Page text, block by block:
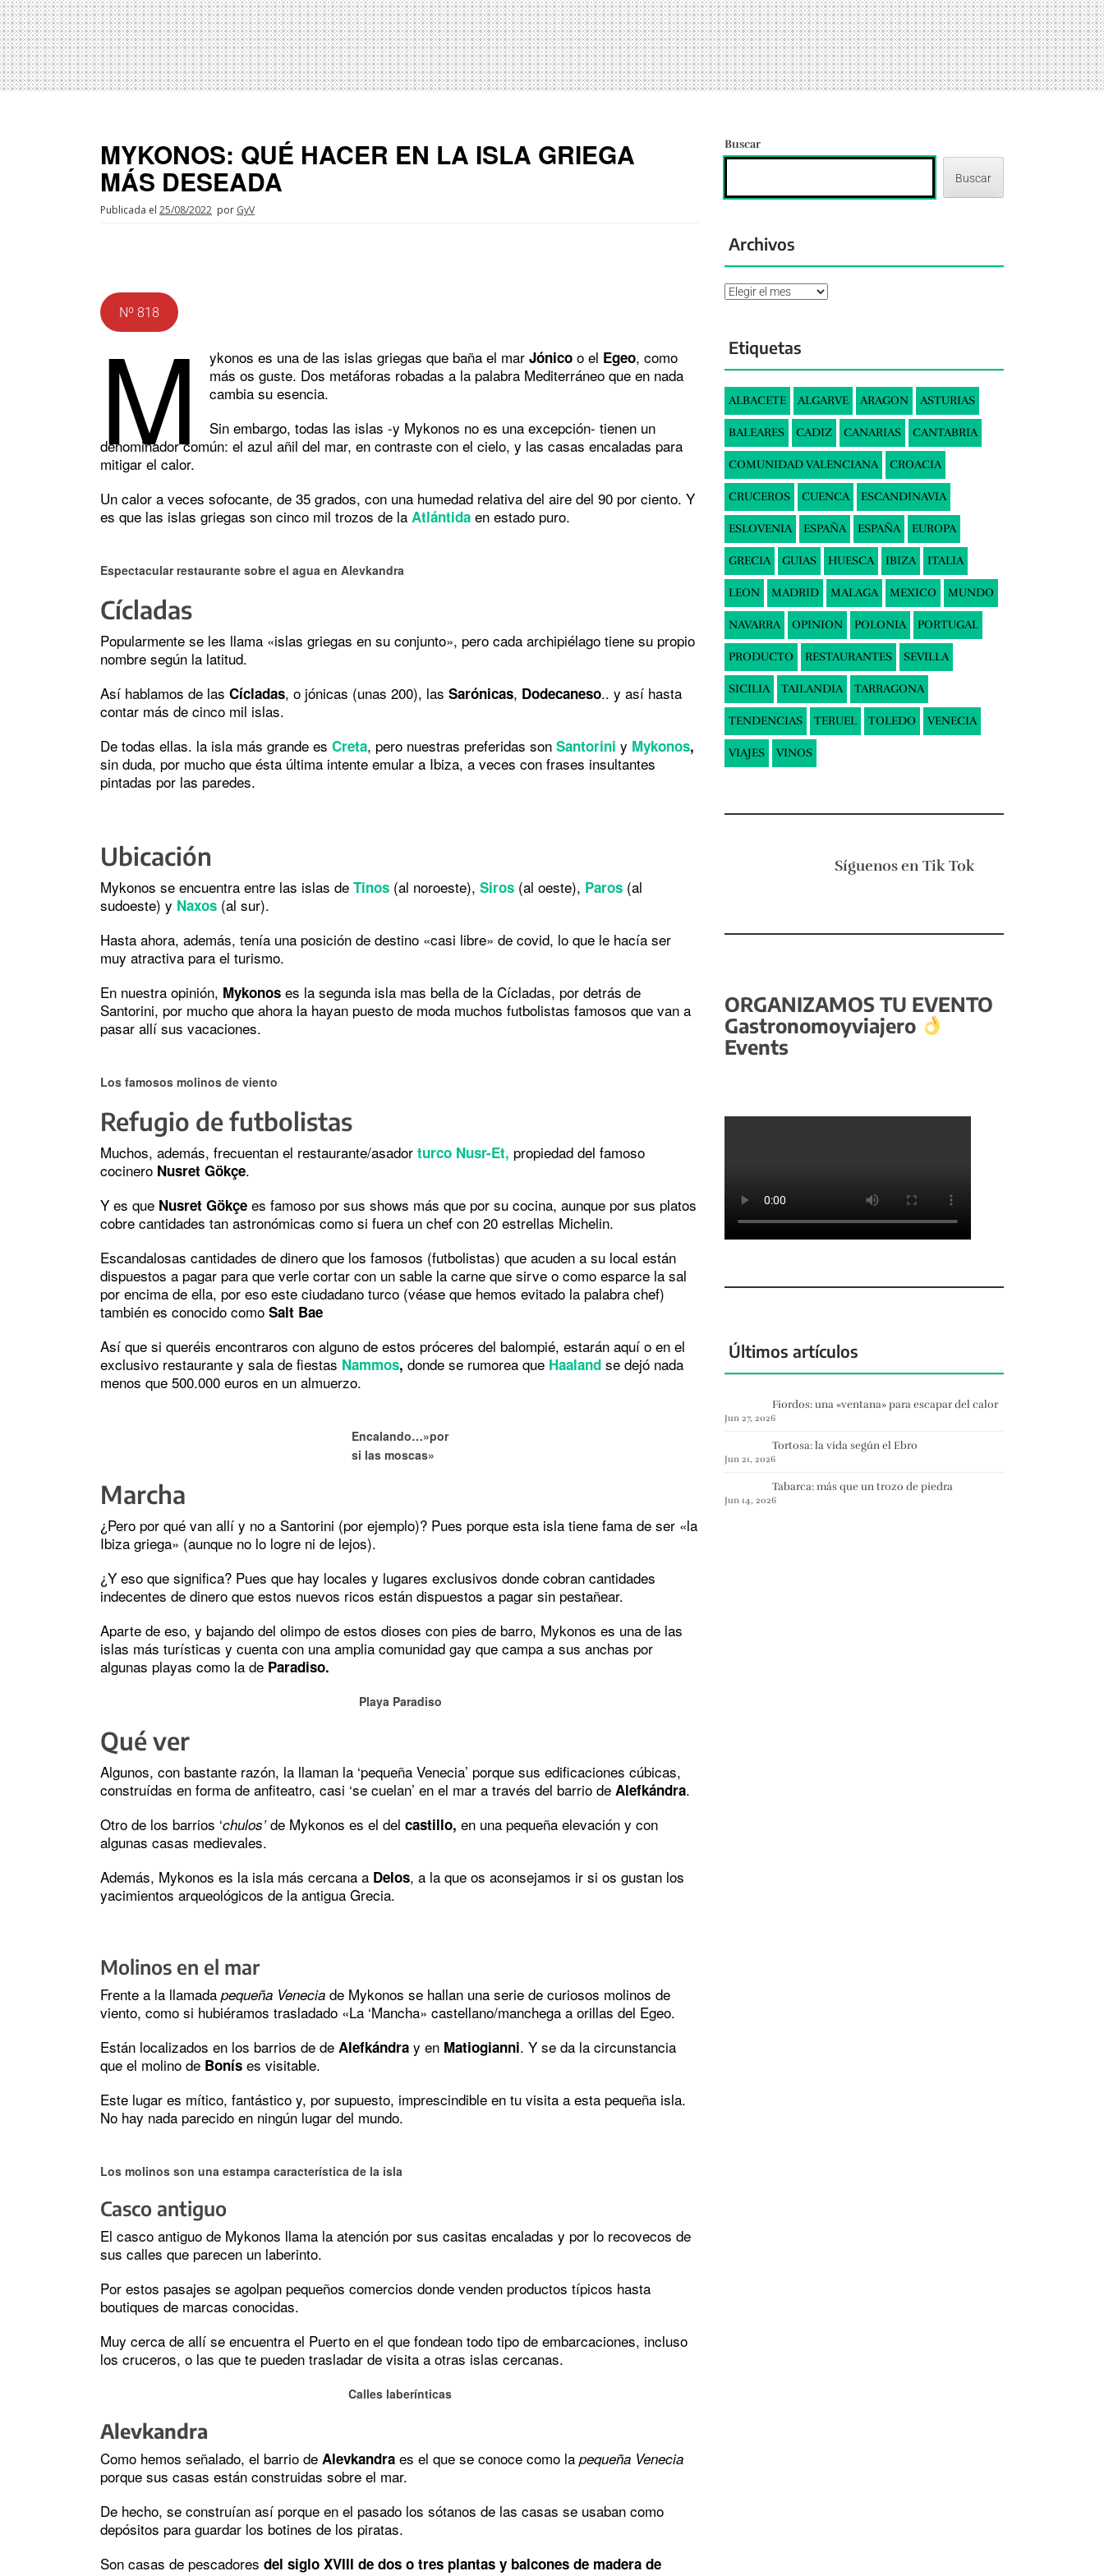
MYKONOS: QUÉ HACER EN LA ISLA GRIEGA
MÁS DESEADA
Publicada el 25/08/2022 por GyV
Nº 818
M ykonos es una de las islas griegas que baña el marJónicoo el Egeo, como
más os guste. Dos metáforas robadas a la palabra Mediterráneo que en nada
cambia su esencia.
Sin embargo, todas las islas -y Mykonos no es una excepción- tienen un
denominador común: el azul añil del mar, en contraste con el cielo, y las casas encaladas para
mitigar el calor.
Un calor a veces sofocante, de 35 grados, con una humedad relativa del aire del 90 por ciento. Y
es que las islas griegas son cinco mil trozos de la Atlántida en estado puro.
Espectacular restaurante sobre el agua en Alevkandra
Cícladas
Popularmente se les llama «islas griegas en su conjunto», pero cada archipiélago tiene su propio
nombre según la latitud.
Así hablamos de las Cícladas, o jónicas (unas 200), las Sarónicas, Dodecaneso.. y así hasta
contar más de cinco mil islas.
De todas ellas. la isla más grande es Creta, pero nuestras preferidas son Santorini y Mykonos,
sin duda, por mucho que ésta última intente emular a Ibiza, a veces con frases insultantes
pintadas por las paredes.
Ubicación
Mykonos se encuentra entre las islas de Tinos (al noroeste), Siros (al oeste), Paros (al
sudoeste) y Naxos (al sur).
Hasta ahora, además, tenía una posición de destino «casi libre» de covid, lo que le hacía ser
muy atractiva para el turismo.
En nuestra opinión, Mykonos es la segunda isla mas bella de la Cícladas, por detrás de
Santorini, por mucho que ahora la hayan puesto de moda muchos futbolistas famosos que van a
pasar allí sus vacaciones.
Los famosos molinos de viento
Refugio de futbolistas
Muchos, además, frecuentan el restaurante/asador turco Nusr-Et, propiedad del famoso
cocinero Nusret Gökçe.
Y es que Nusret Gökçe es famoso por sus shows más que por su cocina, aunque por sus platos
cobre cantidades tan astronómicas como si fuera un chef con 20 estrellas Michelin.
Escandalosas cantidades de dinero que los famosos (futbolistas) que acuden a su local están
dispuestos a pagar para que verle cortar con un sable la carne que sirve o como esparce la sal
por encima de ella, por eso este ciudadano turco (véase que hemos evitado la palabra chef)
también es conocido como Salt Bae
Así que si queréis encontraros con alguno de estos próceres del balompié, estarán aquí o en el
exclusivo restaurante y sala de fiestas Nammos, donde se rumorea que Haaland se dejó nada
menos que 500.000 euros en un almuerzo.
Encalando…»por
si las moscas»
Marcha
¿Pero por qué van allí y no a Santorini (por ejemplo)? Pues porque esta isla tiene fama de ser «la
Ibiza griega» (aunque no lo logre ni de lejos).
¿Y eso que significa? Pues que hay locales y lugares exclusivos donde cobran cantidades
indecentes de dinero que estos nuevos ricos están dispuestos a pagar sin pestañear.
Aparte de eso, y bajando del olimpo de estos dioses con pies de barro, Mykonos es una de las
islas más turísticas y cuenta con una amplia comunidad gay que campa a sus anchas por
algunas playas como la de Paradiso.
Playa Paradiso
Qué ver
Algunos, con bastante razón, la llaman la ‘pequeña Venecia’ porque sus edificaciones cúbicas,
construídas en forma de anfiteatro, casi ‘se cuelan’ en el mar a través del barrio de Alefkándra.
Otro de los barrios ‘chulos’de Mykonos es el del castillo, en una pequeña elevación y con
algunas casas medievales.
Además, Mykonos es la isla más cercana a Delos, a la que os aconsejamos ir si os gustan los
yacimientos arqueológicos de la antigua Grecia.
Molinos en el mar
Frente a la llamada pequeña Venecia de Mykonos se hallan una serie de curiosos molinos de
viento, como si hubiéramos trasladado «La ‘Mancha» castellano/manchega a orillas del Egeo.
Están localizados en los barrios de de Alefkándra y en Matiogianni. Y se da la circunstancia
que el molino de Bonís es visitable.
Este lugar es mítico, fantástico y, por supuesto, imprescindible en tu visita a esta pequeña isla.
No hay nada parecido en ningún lugar del mundo.
Los molinos son una estampa característica de la isla
Casco antiguo
El casco antiguo de Mykonos llama la atención por sus casitas encaladas y por lo recovecos de
sus calles que parecen un laberinto.
Por estos pasajes se agolpan pequeños comercios donde venden productos típicos hasta
boutiques de marcas conocidas.
Muy cerca de allí se encuentra el Puerto en el que fondean todo tipo de embarcaciones, incluso
los cruceros, o las que te pueden trasladar de visita a otras islas cercanas.
Calles laberínticas
Alevkandra
Como hemos señalado, el barrio de Alevkandra es el que se conoce como la pequeña Venecia
porque sus casas están construidas sobre el mar.
De hecho, se construían así porque en el pasado los sótanos de las casas se usaban como
depósitos para guardar los botines de los piratas.
Son casas de pescadores del siglo XVIII de dos o tres plantas y balcones de madera de
Buscar
Buscar
Archivos
Archivos
Etiquetas
ALBACETE ALGARVE ARAGON ASTURIAS
BALEARES CADIZ CANARIAS CANTABRIA
COMUNIDAD VALENCIANA CROACIA
CRUCEROS CUENCA ESCANDINAVIA
ESLOVENIA ESPAÑA ESPAÑA EUROPA
GRECIA GUIAS HUESCA IBIZA ITALIA
LEON MADRID MALAGA MEXICO MUNDO
NAVARRA OPINION POLONIA PORTUGAL
PRODUCTO RESTAURANTES SEVILLA
SICILIA TAILANDIA TARRAGONA
TENDENCIAS TERUEL TOLEDO VENECIA
VIAJES VINOS
Síguenos en Tik Tok
ORGANIZAMOS TU EVENTO
Gastronomoyviajero
Events
Últimos artículos
Fiordos: una «ventana» para escapar del calor
Jun 27, 2026
Tortosa: la vida según el Ebro
Jun 21, 2026
Tabarca: más que un trozo de piedra
Jun 14, 2026